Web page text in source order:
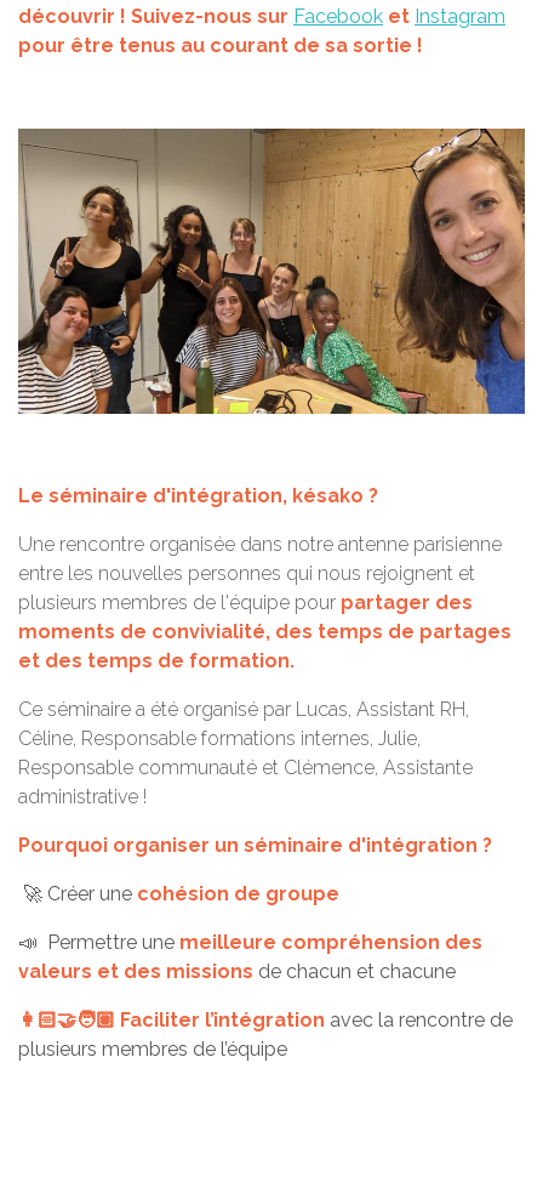
découvrir ! Suivez-nous sur Facebook et Instagram
pour être tenus au courant de sa sortie !
Le séminaire d'intégration, késako ?
Une rencontre organisée dans notre antenne parisienne
entre les nouvelles personnes qui nous rejoignent et
plusieurs membres de l'équipe pour partager des
moments de convivialité, des temps de partages
et des temps de formation.
Ce séminaire a été organisé par Lucas, Assistant RH,
Céline, Responsable formations internes, Julie,
Responsable communauté et Clémence, Assistante
administrative !
Pourquoi organiser un séminaire d'intégration ?
🚀 Créer une cohésion de groupe
📣 Permettre une meilleure compréhension des
valeurs et des missions de chacun et chacune
👩🏻‍🤝‍🧑🏽 Faciliter l’intégration avec la rencontre de
plusieurs membres de l’équipe